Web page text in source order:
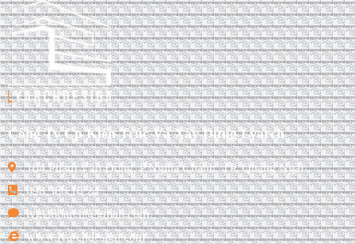
Công Ty Cp Kiến Trúc Và Xây Dựng Lyarch
164 Phạm Văn Đồng, P.Nghĩa Chánh, TP. Quảng Ngãi
098 386 10 24
lygia86arch@gmail.com
www.lyarchdesign.com